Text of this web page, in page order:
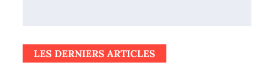
LES DERNIERS ARTICLES